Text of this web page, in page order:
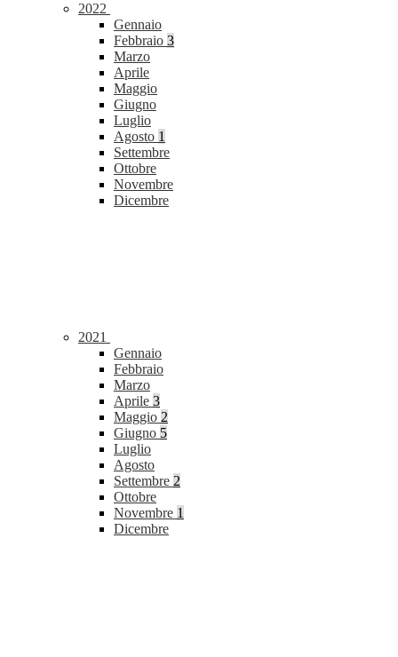
2022
Gennaio
Febbraio 3
Marzo
Aprile
Maggio
Giugno
Luglio
Agosto 1
Settembre
Ottobre
Novembre
Dicembre
2021
Gennaio
Febbraio
Marzo
Aprile 3
Maggio 2
Giugno 5
Luglio
Agosto
Settembre 2
Ottobre
Novembre 1
Dicembre